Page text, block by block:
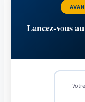
Lancez-vous